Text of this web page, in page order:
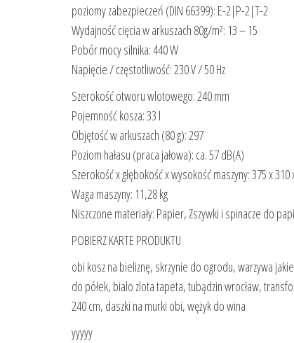
poziomy zabezpieczeń (DIN 66399): E-2|P-2|T-2
Wydajność cięcia w arkuszach 80g/m²: 13 – 15
Pobór mocy silnika: 440 W
Napięcie / częstotliwość: 230 V / 50 Hz
Szerokość otworu wlotowego: 240 mm
Pojemność kosza: 33 l
Objętość w arkuszach (80 g): 297
Poziom hałasu (praca jałowa): ca. 57 dB(A)
Szerokość x głębokość x wysokość maszyny: 375 x 310
Waga maszyny: 11,28 kg
Niszczone materiały: Papier, Zszywki i spinacze do
POBIERZ KARTE PRODUKTU
obi kosz na bieliznę, skrzynie do ogrodu, warzywa
do półek, bialo zlota tapeta, tubądzin wrocław,
240 cm, daszki na murki obi, wężyk do wina
yyyyy